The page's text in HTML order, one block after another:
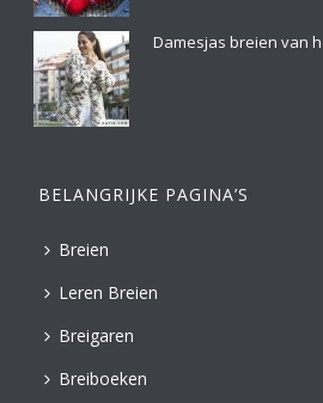
Damesjas breien van
BELANGRIJKE PAGINA’S
Breien
Leren Breien
Breigaren
Breiboeken